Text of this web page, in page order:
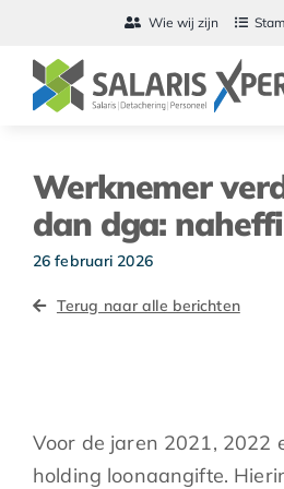
inhoud
Wie wij zijn
Werknemer
dan dga:
26 februari 2026
Terug naar alle berichten
Voor de jaren 2021, 2022
holding loonaangifte.